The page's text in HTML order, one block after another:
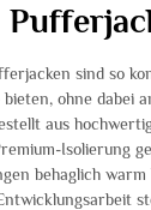
sind so
ohne dabei
aus
Isolierung
behaglich